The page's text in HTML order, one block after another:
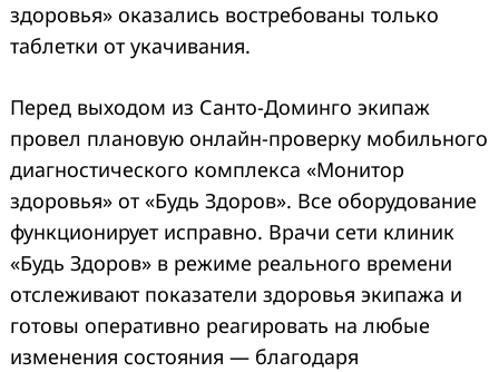
здоровья» оказались востребованы только
таблетки от укачивания.
Перед выходом из Санто-Доминго экипаж
провел плановую онлайн-проверку мобильного
диагностического комплекса «Монитор
здоровья» от «Будь Здоров». Все оборудование
функционирует исправно. Врачи сети клиник
«Будь Здоров» в режиме реального времени
отслеживают показатели здоровья экипажа и
готовы оперативно реагировать на любые
изменения состояния — благодаря